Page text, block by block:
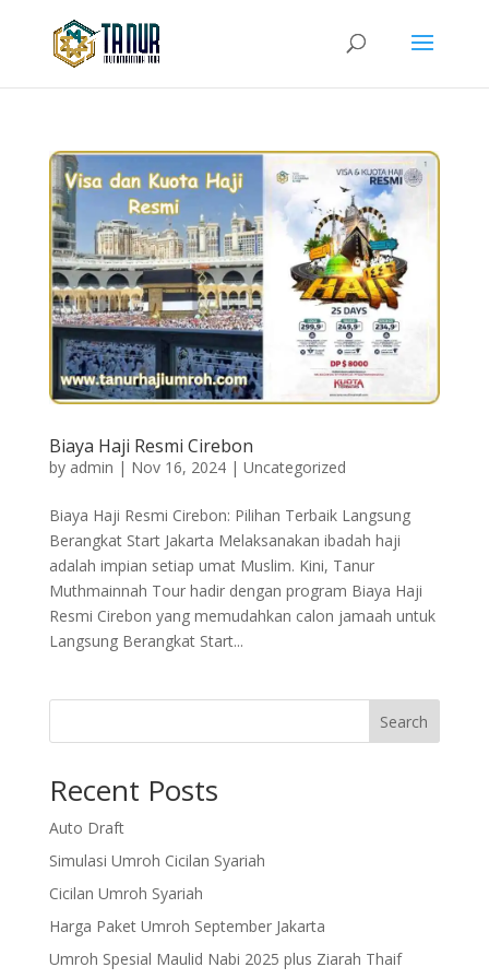
Biaya Haji Resmi Cirebon
by admin | Nov 16, 2024| Uncategorized
Biaya Haji Resmi Cirebon: Pilihan Terbaik Langsung
Berangkat Start Jakarta Melaksanakan ibadah haji
adalah impian setiap umat Muslim. Kini, Tanur
Muthmainnah Tour hadir dengan program Biaya Haji
Resmi Cirebon yang memudahkan calon jamaah untuk
Langsung Berangkat Start...
Search
Recent Posts
Auto Draft
Simulasi Umroh Cicilan Syariah
Cicilan Umroh Syariah
Harga Paket Umroh September Jakarta
Umroh Spesial Maulid Nabi 2025 plus Ziarah Thaif